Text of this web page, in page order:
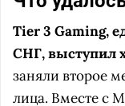
Tier 3 Gaming,
СНГ, выступил
заняли второе
лица. Вместе с